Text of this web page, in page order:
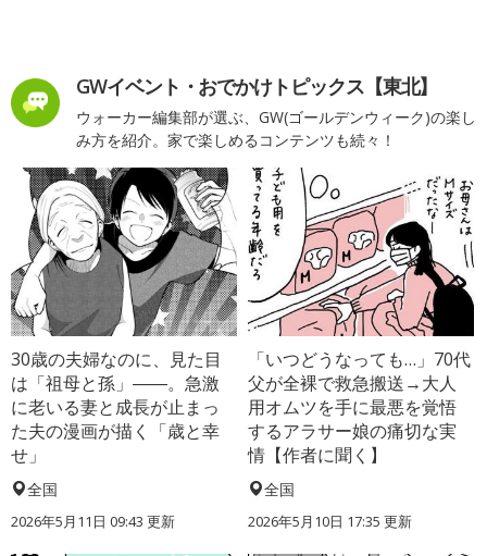
GWイベント・おでかけトピックス【東北】
ウォーカー編集部が選ぶ、GW(ゴールデンウィーク)の楽し
み方を紹介。家で楽しめるコンテンツも続々！
30歳の夫婦なのに、見た目
は「祖母と孫」――。急激
に老いる妻と成長が止まっ
た夫の漫画が描く「歳と幸
せ」
全国
2026年5月11日 09:43 更新
「いつどうなっても…」70代
父が全裸で救急搬送→大人
用オムツを手に最悪を覚悟
するアラサー娘の痛切な実
情【作者に聞く】
全国
2026年5月10日 17:35 更新